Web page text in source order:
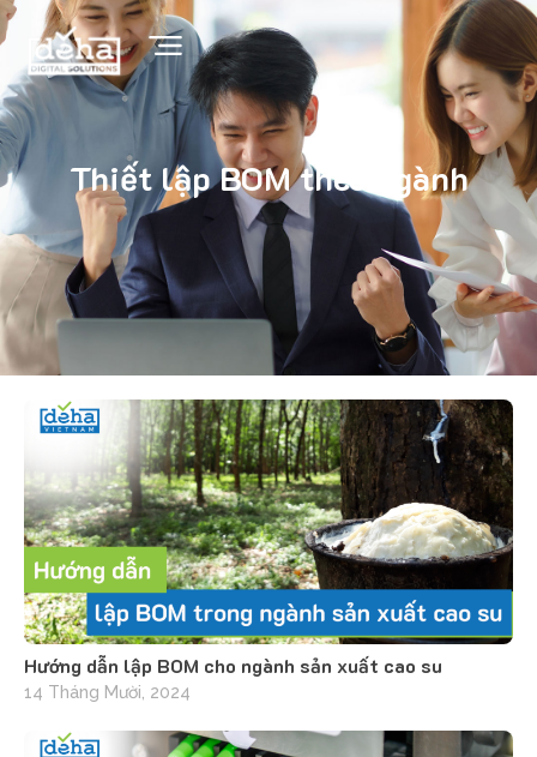
Thiết lập BOM theo ngành
Hướng dẫn lập BOM cho ngành sản xuất cao su
14 Tháng Mười, 2024